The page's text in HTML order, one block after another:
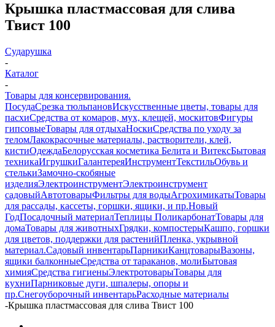
Крышка пластмассовая для слива
Твист 100
Сударушка
-
Каталог
-
Товары для консервирования.
ПосудаСрезка тюльпановИскусственные цветы, товары для
пасхиСредства от комаров, мух, клещей, москитовФигуры
гипсовыеТовары для отдыхаНоскиСредства по уходу за
теломЛакокрасочные материалы, растворители, клей,
кистиОдеждаБелорусская косметика Белита и ВитексБытовая
техникаИгрушкиГалантереяИнструментТекстильОбувь и
стелькиЗамочно-скобяные
изделияЭлектроинструментЭлектроинструмент
садовыйАвтотоварыФильтры для водыАгрохимикатыТовары
для рассады, кассеты, горшки, ящики, и пр.Новый
ГодПосадочный материалТеплицы ПоликарбонатТовары для
домаТовары для животныхГрядки, компостерыКашпо, горшки
для цветов, поддержки для растенийПленка, укрывной
материал.Садовый инвентарьПарникиКанцтоварыВазоны,
ящики балконныеСредства от тараканов, молиБытовая
химияСредства гигиеныЭлектротоварыТовары для
кухниПарниковые дуги, шпалеры, опоры и
пр.Снегоуборочный инвентарьРасходные материалы
-Крышка пластмассовая для слива Твист 100